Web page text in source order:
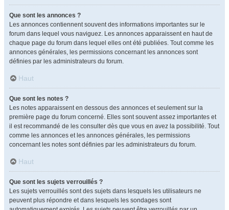
Que sont les annonces ?
Les annonces contiennent souvent des informations importantes sur le
forum dans lequel vous naviguez. Les annonces apparaissent en haut de
chaque page du forum dans lequel elles ont été publiées. Tout comme les
annonces générales, les permissions concernant les annonces sont
définies par les administrateurs du forum.
Haut
Que sont les notes ?
Les notes apparaissent en dessous des annonces et seulement sur la
première page du forum concerné. Elles sont souvent assez importantes et
il est recommandé de les consulter dès que vous en avez la possibilité. Tout
comme les annonces et les annonces générales, les permissions
concernant les notes sont définies par les administrateurs du forum.
Haut
Que sont les sujets verrouillés ?
Les sujets verrouillés sont des sujets dans lesquels les utilisateurs ne
peuvent plus répondre et dans lesquels les sondages sont